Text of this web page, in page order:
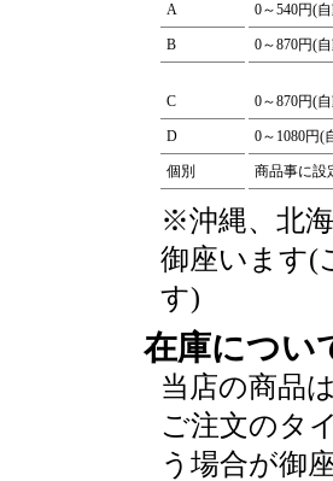
A 0～540円(
B 0～870円(
C 0～870円(
D 0～1080円(
個別 商品事に設
※沖縄、北
御座います(
す)
在庫につい
当店の商品
ご注文のタ
う場合が御